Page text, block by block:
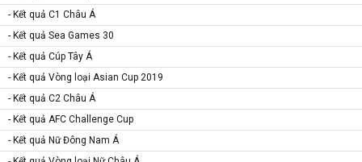
- Kết quả C1 Châu Á
- Kết quả Sea Games 30
- Kết quả Cúp Tây Á
- Kết quả Vòng loại Asian Cup 2019
- Kết quả C2 Châu Á
- Kết quả AFC Challenge Cup
- Kết quả Nữ Đông Nam Á